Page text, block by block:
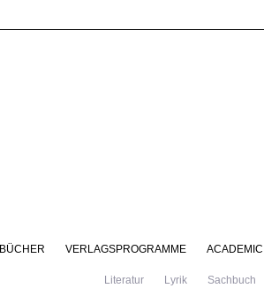
BÜCHER
Literatur Lyrik Sachbuch
VERLAGSPROGRAMME ACADEMIC